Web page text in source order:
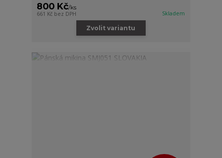
800 Kč/ks
661 Kč bez DPH Skladem
Zvolit variantu